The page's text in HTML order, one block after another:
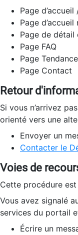
Page
Page
Page de détail
Page FAQ
Page
Page Contact
Retour
Si vous n’arrivez
orienté vers une
Envoyer un
Contacter le
Voies de
Cette procédure
Vous avez signalé
services du portail
Écrire un